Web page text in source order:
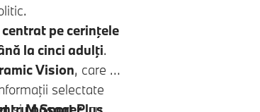
pe cerinţele
la cinci adulţi.
Vision, care se
selectate